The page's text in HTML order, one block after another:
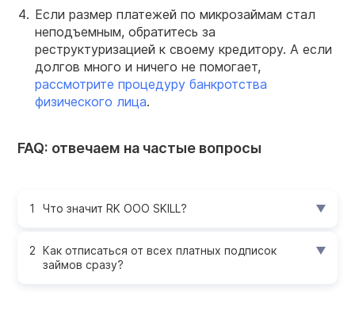
Если размер платежей по микрозаймам стал
неподъемным, обратитесь за
реструктуризацией к своему кредитору. А если
долгов много и ничего не помогает,
рассмотрите процедуру банкротства
физического лица.
FAQ: отвечаем на частые вопросы
Что значит RK OOO SKILL?
Как отписаться от всех платных подписок
займов сразу?